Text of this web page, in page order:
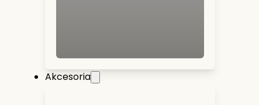
Akcesoria